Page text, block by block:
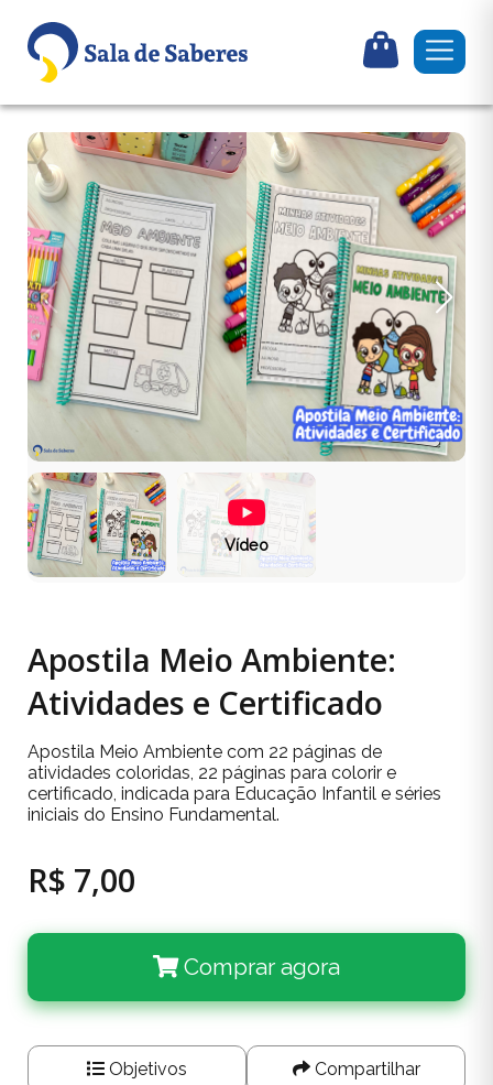
Vídeo
Apostila Meio Ambiente:
Atividades e Certificado
Apostila Meio Ambiente com 22 páginas de
atividades coloridas, 22 páginas para colorir e
certificado, indicada para Educação Infantil e séries
iniciais do Ensino Fundamental.
R$ 7,00
Comprar agora
Objetivos Compartilhar